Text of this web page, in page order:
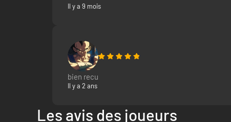
Il y a 9 mois
bien recu
Il y a 2 ans
Les avis des joueurs